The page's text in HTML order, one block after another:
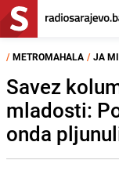
/ METROMAHALA / JA
Savez
mladosti:
onda